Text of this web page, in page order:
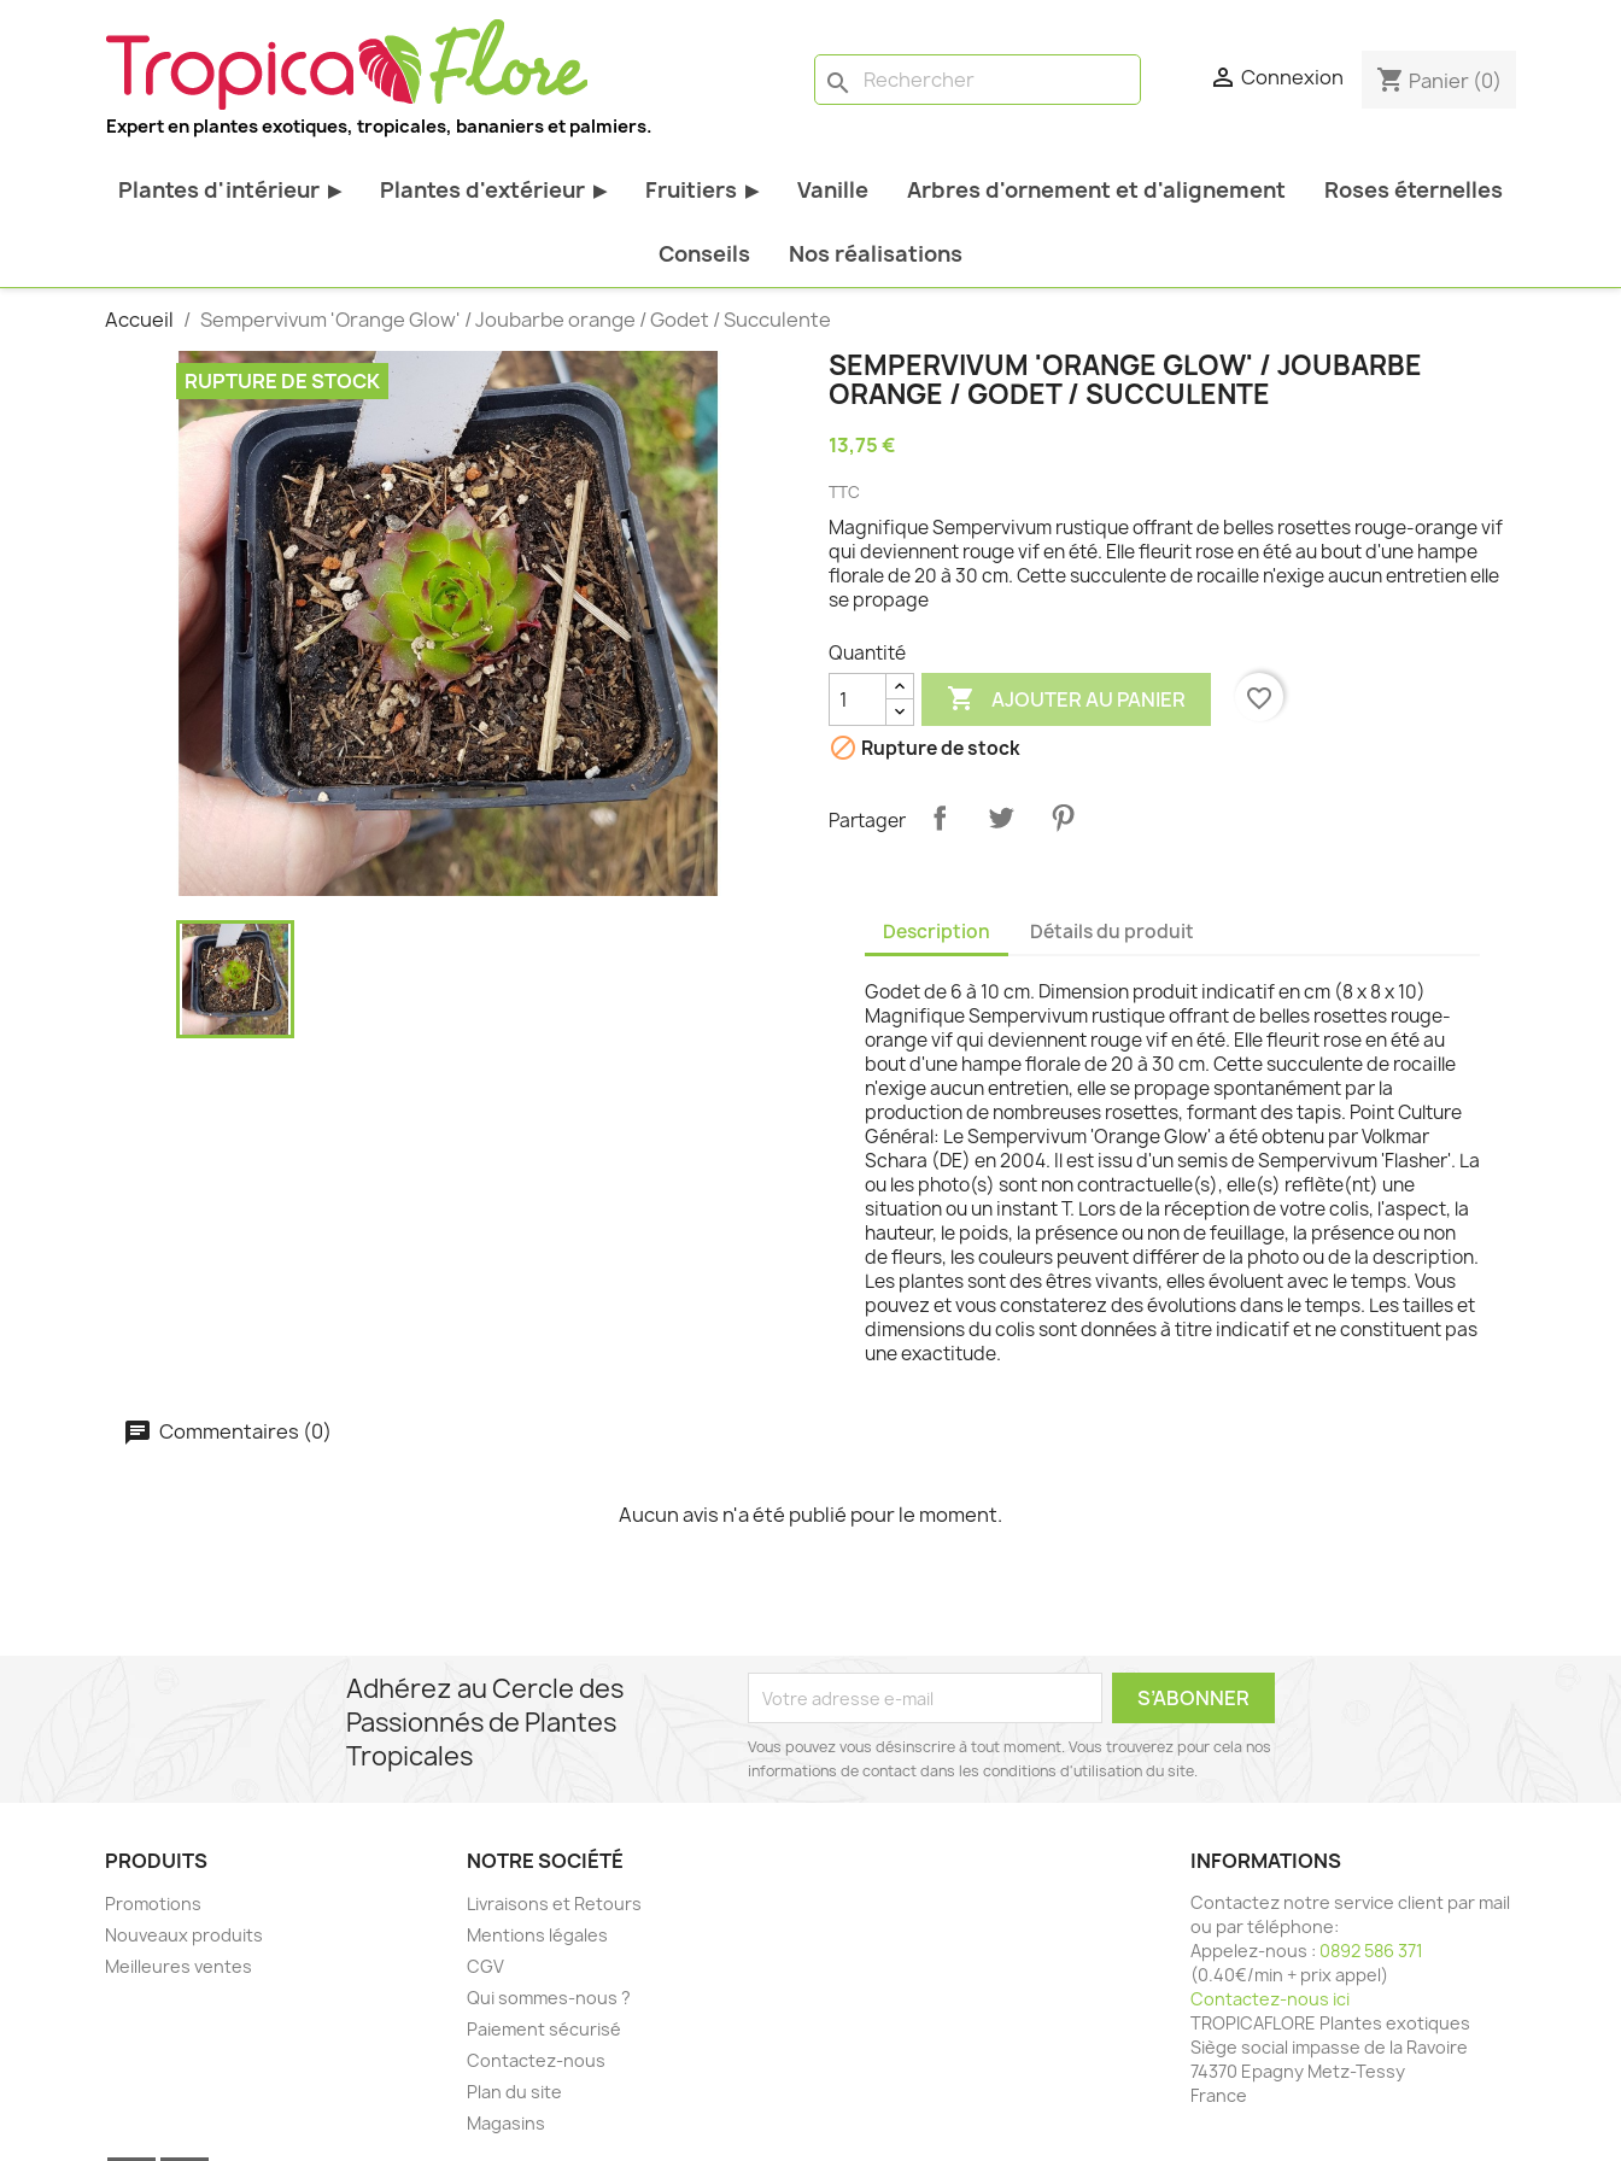
Expert en plantes exotiques, tropicales, bananiers et palmiers.
search  Connexion shopping_cart Panier (0)
Plantes d'intérieur ▶
Plantes pour bureau
Palmier d'intérieur
Cactus & Succulentes
Sujets d'exception
Plantes d'extérieur ▶
Toutes les plantes d'extérieur
Bananiers rustiques
Palmiers rustiques
Orchidées rustiques
Plantes et arbustes à feuillage
décoratif
Plantes grimpantes
Fourgères
Bambous et graminées
Fruitiers ▶
Tous les fruitiers
Arbres et arbustes fruitiers
Agrumes
Fruitiers nains
Fruitiers Colonnaires
Vanille Arbres d'ornement et d'alignement Roses éternelles
Conseils Nos réalisations
Accueil Sempervivum 'Orange Glow' / Joubarbe orange / Godet / Succulente
RUPTURE DE STOCK
SEMPERVIVUM 'ORANGE GLOW' / JOUBARBE
ORANGE / GODET / SUCCULENTE
13,75 €
TTC
Magnifique Sempervivum rustique offrant de belles rosettes rouge-orange vif
qui deviennent rouge vif en été. Elle fleurit rose en été au bout d'une hampe
florale de 20 à 30 cm. Cette succulente de rocaille n'exige aucun entretien elle
se propage
Quantité
 AJOUTER AU PANIER
favorite_border
 Rupture de stock
Partager
Description Détails du produit
Godet de 6 à 10 cm. Dimension produit indicatif en cm (8 x 8 x 10)
Magnifique Sempervivum rustique offrant de belles rosettes rouge-
orange vif qui deviennent rouge vif en été. Elle fleurit rose en été au
bout d'une hampe florale de 20 à 30 cm. Cette succulente de rocaille
n'exige aucun entretien, elle se propage spontanément par la
production de nombreuses rosettes, formant des tapis. Point Culture
Général: Le Sempervivum 'Orange Glow' a été obtenu par Volkmar
Schara (DE) en 2004. Il est issu d'un semis de Sempervivum 'Flasher'. La
ou les photo(s) sont non contractuelle(s), elle(s) reflète(nt) une
situation ou un instant T. Lors de la réception de votre colis, l'aspect, la
hauteur, le poids, la présence ou non de feuillage, la présence ou non
de fleurs, les couleurs peuvent différer de la photo ou de la description.
Les plantes sont des êtres vivants, elles évoluent avec le temps. Vous
pouvez et vous constaterez des évolutions dans le temps. Les tailles et
dimensions du colis sont données à titre indicatif et ne constituent pas
une exactitude.
Commentaires (0)
Aucun avis n'a été publié pour le moment.
Adhérez au Cercle des
Passionnés de Plantes
Tropicales
Vous pouvez vous désinscrire à tout moment. Vous trouverez pour cela nos
informations de contact dans les conditions d'utilisation du site.
PRODUITS
Promotions
Nouveaux produits
Meilleures ventes
NOTRE SOCIÉTÉ
Livraisons et Retours
Mentions légales
CGV
Qui sommes-nous ?
Paiement sécurisé
Contactez-nous
Plan du site
Magasins
INFORMATIONS
Contactez notre service client par mail
ou par téléphone:
Appelez-nous : 0892 586 371
(0.40€/min + prix appel)
Contactez-nous ici
TROPICAFLORE Plantes exotiques
Siège social impasse de la Ravoire
74370 Epagny Metz-Tessy
France